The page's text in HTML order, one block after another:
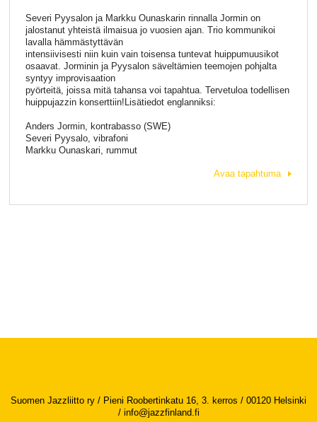
Severi Pyysalon ja Markku Ounaskarin rinnalla Jormin on
jalostanut yhteistä ilmaisua jo vuosien ajan. Trio kommunikoi
lavalla hämmästyttävän
intensiivisesti niin kuin vain toisensa tuntevat huippumuusikot
osaavat. Jorminin ja Pyysalon säveltämien teemojen pohjalta
syntyy improvisaation
pyörteitä, joissa mitä tahansa voi tapahtua. Tervetuloa todellisen
huippujazzin konserttiin!Lisätiedot englanniksi:
Anders Jormin, kontrabasso (SWE)
Severi Pyysalo, vibrafoni
Markku Ounaskari, rummut
Avaa tapahtuma
Suomen Jazzliitto ry / Pieni Roobertinkatu 16, 3. kerros / 00120 Helsinki
/ info@jazzfinland.fi